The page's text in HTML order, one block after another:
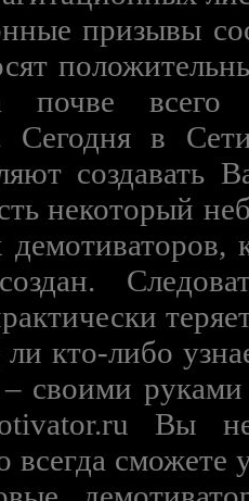
призывы
почве всего
Сегодня в
создавать
некоторый
ли кто-либо
– своими
Вы
всегда сможете